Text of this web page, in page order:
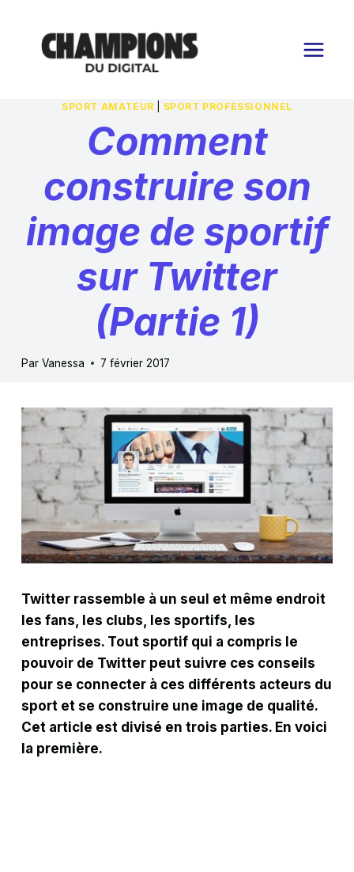
contenu
SPORT AMATEUR SPORT PROFESSIONNEL
Comment
construire son
image de sportif
sur Twitter
(Partie 1)
Par Vanessa 7 février 2017
Twitter rassemble à un seul et même endroit
les fans, les clubs, les sportifs, les
entreprises. Tout sportif qui a compris le
pouvoir de Twitter peut suivre ces conseils
pour se connecter à ces différents acteurs du
sport et se construire une image de qualité.
Cet article est divisé en trois parties. En voici
la première.